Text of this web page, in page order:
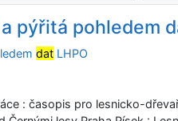
pýřitá pohledem
dat LHPO
: časopis pro lesnicko-